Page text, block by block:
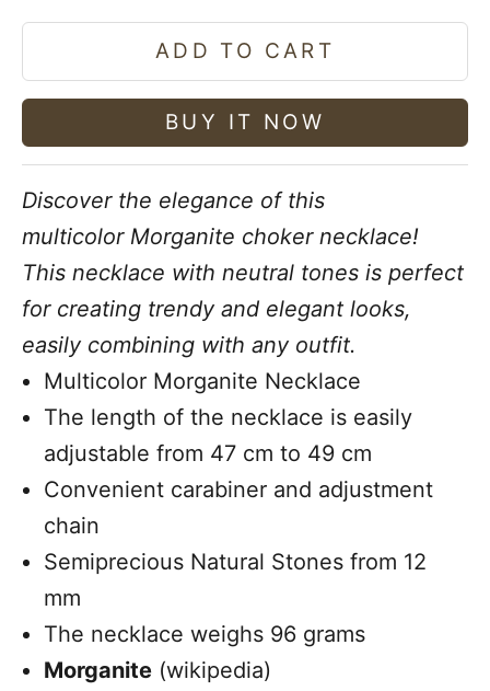
ADD TO CART
BUY IT NOW
Discover the elegance of this
multicolor Morganite choker necklace!
This necklace with neutral tones is perfect
for creating trendy and elegant looks,
easily combining with any outfit.
Multicolor Morganite Necklace
The length of the necklace is easily
adjustable from 47 cm to 49 cm
Convenient carabiner and adjustment
chain
Semiprecious Natural Stones from 12
mm
The necklace weighs 96 grams
Morganite (wikipedia)